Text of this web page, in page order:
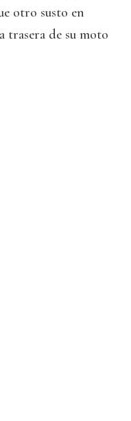
otro susto en
trasera de su moto